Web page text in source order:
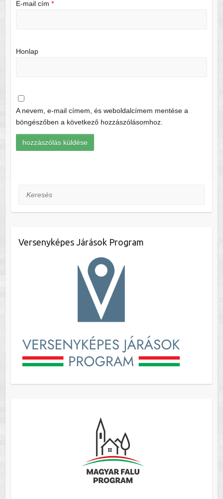
E-mail cím *
Honlap
A nevem, e-mail címem, és weboldalcímem mentése a
böngészőben a következő hozzászólásomhoz.
Keresés
Versenyképes Járások Program